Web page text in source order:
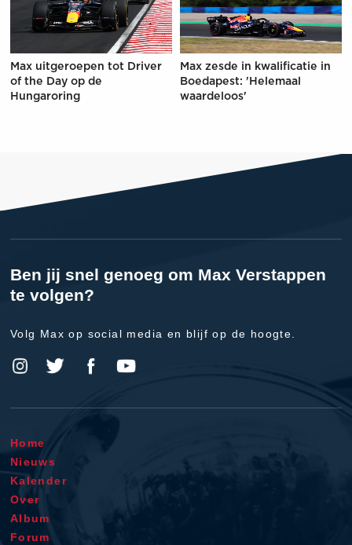
Max uitgeroepen tot Driver
of the Day op de
Hungaroring
Max zesde in kwalificatie in
Boedapest: 'Helemaal
waardeloos'
Ben jij snel genoeg om Max Verstappen
te volgen?
Volg Max op social media en blijf op de hoogte.
Home
Nieuws
Kalender
Over
Album
Forum